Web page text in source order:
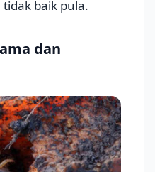
baik pula.
dan